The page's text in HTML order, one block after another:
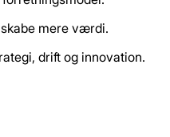
mere værdi.
drift og innovation.